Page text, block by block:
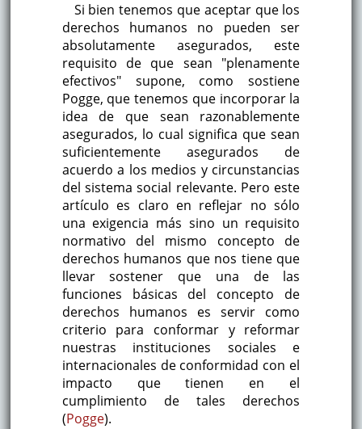
Si bien tenemos que aceptar que los
derechos humanos no pueden ser
absolutamente asegurados, este
requisito de que sean "plenamente
efectivos" supone, como sostiene
Pogge, que tenemos que incorporar la
idea de que sean razonablemente
asegurados, lo cual significa que sean
suficientemente asegurados de
acuerdo a los medios y circunstancias
del sistema social relevante. Pero este
artículo es claro en reflejar no sólo
una exigencia más sino un requisito
normativo del mismo concepto de
derechos humanos que nos tiene que
llevar sostener que una de las
funciones básicas del concepto de
derechos humanos es servir como
criterio para conformar y reformar
nuestras instituciones sociales e
internacionales de conformidad con el
impacto que tienen en el
cumplimiento de tales derechos
(Pogge).